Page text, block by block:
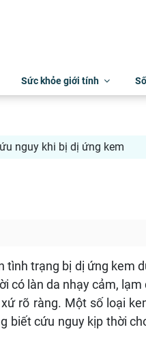
Sức khỏe giới tính
nguy khi bị dị ứng kem
tình trạng bị dị ứng kem
có làn da nhạy cảm, lạm
rõ ràng. Một số loại
biết cứu nguy kịp thời